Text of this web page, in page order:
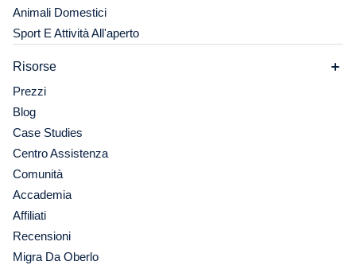
Animali Domestici
Sport E Attività All'aperto
Risorse
Prezzi
Blog
Case Studies
Centro Assistenza
Comunità
Accademia
Affiliati
Recensioni
Migra Da Oberlo